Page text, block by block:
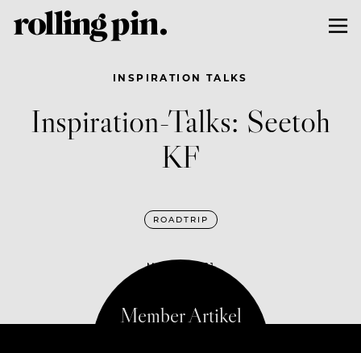
INSPIRATION TALKS
Inspiration-Talks: Seetoh
KF
ROADTRIP
MAI 19, 2021